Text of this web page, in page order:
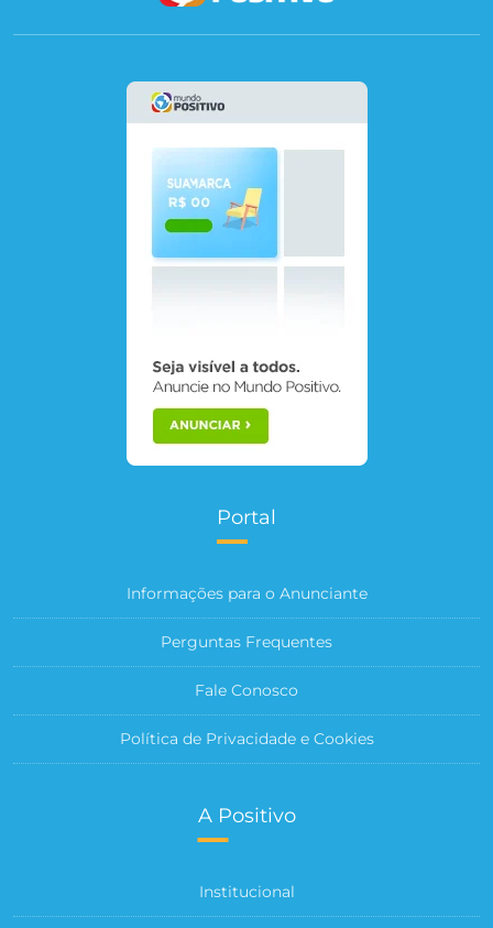
Portal
Informações para o Anunciante
Perguntas Frequentes
Fale Conosco
Política de Privacidade e Cookies
A Positivo
Institucional